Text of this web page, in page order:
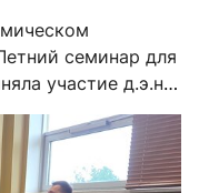
семинар для
участие д.э.н.,
Шерешева